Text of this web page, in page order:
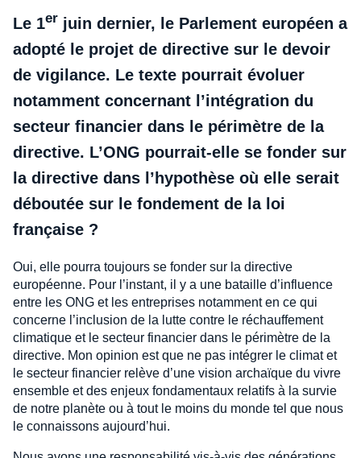
Le 1er juin dernier, le Parlement européen a
adopté le projet de directive sur le devoir
de vigilance. Le texte pourrait évoluer
notamment concernant l’intégration du
secteur financier dans le périmètre de la
directive. L’ONG pourrait-elle se fonder sur
la directive dans l’hypothèse où elle serait
déboutée sur le fondement de la loi
française ?
Oui, elle pourra toujours se fonder sur la directive
européenne. Pour l’instant, il y a une bataille d’influence
entre les ONG et les entreprises notamment en ce qui
concerne l’inclusion de la lutte contre le réchauffement
climatique et le secteur financier dans le périmètre de la
directive. Mon opinion est que ne pas intégrer le climat et
le secteur financier relève d’une vision archaïque du vivre
ensemble et des enjeux fondamentaux relatifs à la survie
de notre planète ou à tout le moins du monde tel que nous
le connaissons aujourd’hui.